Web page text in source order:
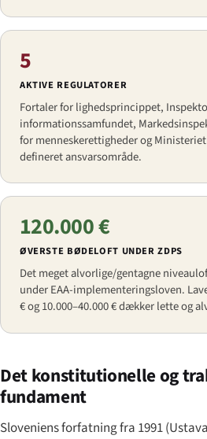
5
AKTIVE REGULATORER
Fortaler for lighedsprincippet,
informationssamfundet,
for menneskerettigheder og
defineret ansvarsområde.
120.000 €
ØVERSTE BØDELOFT UNDER ZDPS
Det meget alvorlige/gentagne
under EAA-implementeringsloven.
€ og 10.000–40.000 € dækker lette og
Det konstitutionelle og
fundament
Sloveniens forfatning fra 1991 (